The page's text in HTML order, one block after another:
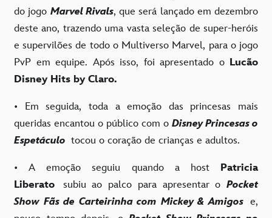
do jogo Marvel Rivals, que será lançado em dezembro
deste ano, trazendo uma vasta seleção de super-heróis
e supervilões de todo o Multiverso Marvel, para o jogo
PvP em equipe. Após isso, foi apresentado o Lucão
Disney Hits by Claro.
• Em seguida, toda a emoção das princesas mais
queridas encantou o público com o Disney Princesas o
Espetáculo tocou o coração de crianças e adultos.
• A emoção seguiu quando a host Patricia
Liberato subiu ao palco para apresentar o Pocket
Show Fãs de Carteirinha com Mickey & Amigose,